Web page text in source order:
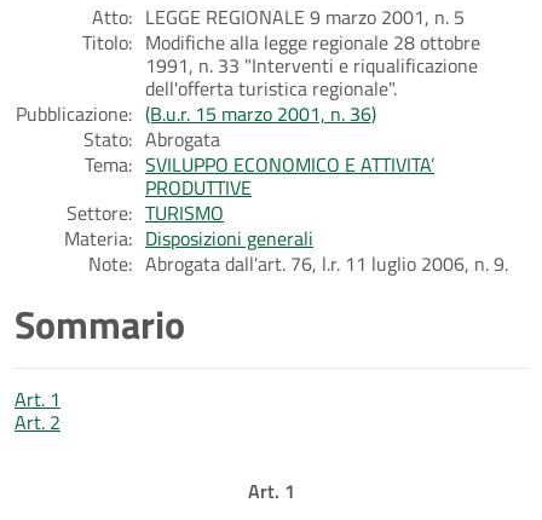
Atto: LEGGE REGIONALE 9 marzo 2001, n. 5
Titolo: Modifiche alla legge regionale 28 ottobre
1991, n. 33 "Interventi e riqualificazione
dell'offerta turistica regionale".
Pubblicazione: (B.u.r. 15 marzo 2001, n. 36)
Stato: Abrogata
Tema: SVILUPPO ECONOMICO E ATTIVITA’
PRODUTTIVE
Settore: TURISMO
Materia: Disposizioni generali
Note: Abrogata dall'art. 76, l.r. 11 luglio 2006, n. 9.
Sommario
Art. 1
Art. 2
Art. 1